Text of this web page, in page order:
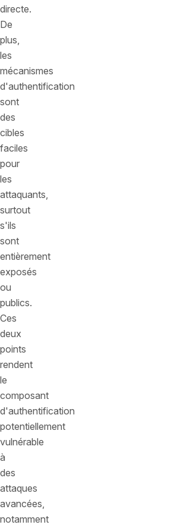
directe.
De
plus,
les
mécanismes
d'authentification
sont
des
cibles
faciles
pour
les
attaquants,
surtout
s'ils
sont
entièrement
exposés
ou
publics.
Ces
deux
points
rendent
le
composant
d'authentification
potentiellement
vulnérable
à
des
attaques
avancées,
notamment